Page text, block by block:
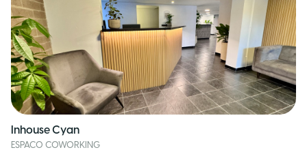
Inhouse Cyan
ESPACO COWORKING